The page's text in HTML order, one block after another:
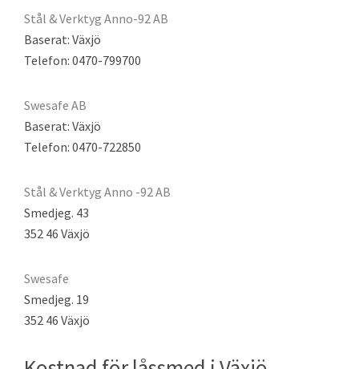
Stål & Verktyg Anno-92 AB
Baserat: Växjö
Telefon: 0470-799700
Swesafe AB
Baserat: Växjö
Telefon: 0470-722850
Stål & Verktyg Anno -92 AB
Smedjeg. 43
352 46 Växjö
Swesafe
Smedjeg. 19
352 46 Växjö